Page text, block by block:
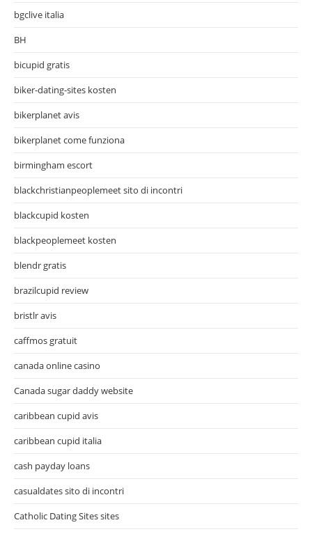
bgclive italia
BH
bicupid gratis
biker-dating-sites kosten
bikerplanet avis
bikerplanet come funziona
birmingham escort
blackchristianpeoplemeet sito di incontri
blackcupid kosten
blackpeoplemeet kosten
blendr gratis
brazilcupid review
bristlr avis
caffmos gratuit
canada online casino
Canada sugar daddy website
caribbean cupid avis
caribbean cupid italia
cash payday loans
casualdates sito di incontri
Catholic Dating Sites sites